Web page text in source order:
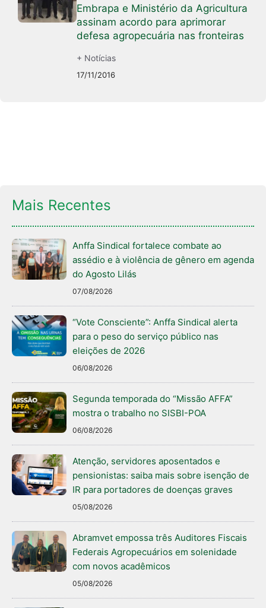
Embrapa e Ministério da Agricultura
assinam acordo para aprimorar
defesa agropecuária nas fronteiras
+ Notícias
17/11/2016
Mais Recentes
Anffa Sindical fortalece combate ao
assédio e à violência de gênero em agenda
do Agosto Lilás
07/08/2026
“Vote Consciente”: Anffa Sindical alerta
para o peso do serviço público nas
eleições de 2026
06/08/2026
Segunda temporada do “Missão AFFA”
mostra o trabalho no SISBI-POA
06/08/2026
Atenção, servidores aposentados e
pensionistas: saiba mais sobre isenção de
IR para portadores de doenças graves
05/08/2026
Abramvet empossa três Auditores Fiscais
Federais Agropecuários em solenidade
com novos acadêmicos
05/08/2026